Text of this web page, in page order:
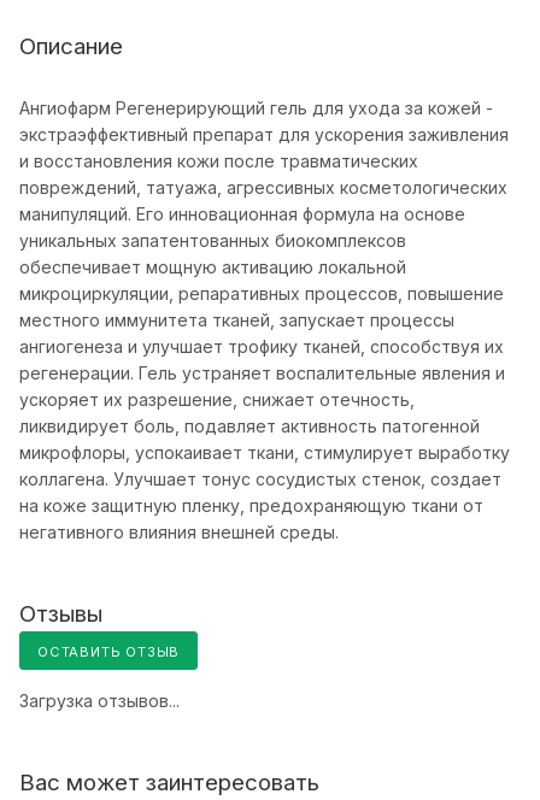
Описание
Ангиофарм Регенерирующий гель для ухода за кожей -
экстраэффективный препарат для ускорения заживления
и восстановления кожи после травматических
повреждений, татуажа, агрессивных косметологических
манипуляций. Его инновационная формула на основе
уникальных запатентованных биокомплексов
обеспечивает мощную активацию локальной
микроциркуляции, репаративных процессов, повышение
местного иммунитета тканей, запускает процессы
ангиогенеза и улучшает трофику тканей, способствуя их
регенерации. Гель устраняет воспалительные явления и
ускоряет их разрешение, снижает отечность,
ликвидирует боль, подавляет активность патогенной
микрофлоры, успокаивает ткани, стимулирует выработку
коллагена. Улучшает тонус сосудистых стенок, создает
на коже защитную пленку, предохраняющую ткани от
негативного влияния внешней среды.
Отзывы
ОСТАВИТЬ ОТЗЫВ
Загрузка отзывов...
Вас может заинтересовать